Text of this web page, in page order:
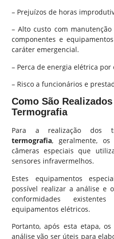
– Prejuízos de horas
– Alto custo com
componentes e
caráter emergencial.
– Perca de energia elétrica por
– Risco a funcionários e
Como São
Termografia
Para a realização dos
termografia, geralmente, os
câmeras especiais que
sensores infravermelhos.
Estes equipamentos
possível realizar a análise e
conformidades
equipamentos elétricos.
Portanto, após esta etapa,
análise vão ser úteis para